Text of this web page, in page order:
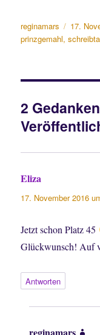
Autor
reginamars
am
17.
prinzgemahl,
2
Eliza
17. November 2016
Jetzt schon Platz 45
Glückwunsch! Auf
Antworten